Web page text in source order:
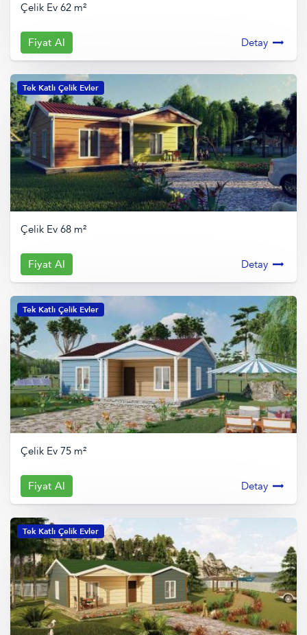
Çelik Ev 62 m²
Fiyat Al Detay
Tek Katlı Çelik Evler
Çelik Ev 68 m²
Fiyat Al Detay
Tek Katlı Çelik Evler
Çelik Ev 75 m²
Fiyat Al Detay
Tek Katlı Çelik Evler